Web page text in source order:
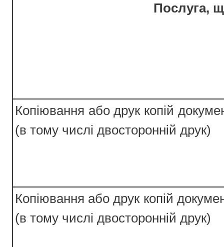
Послуга,
Копіювання або друк копій
(в тому числі двосторонній друк)
Копіювання або друк копій
(в тому числі двосторонній друк)